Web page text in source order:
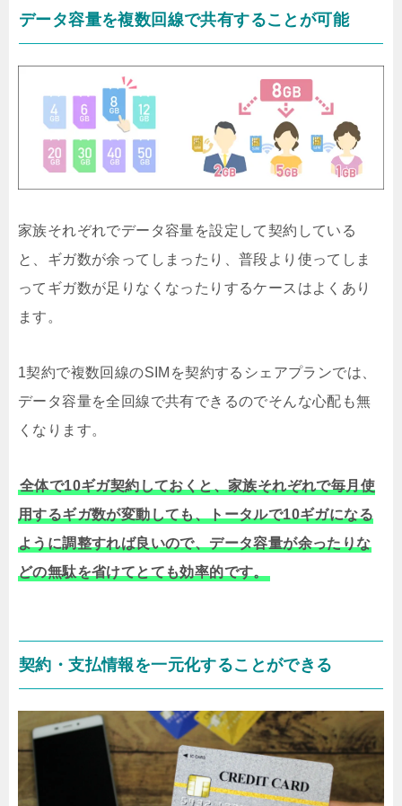
データ容量を複数回線で共有することが可能
家族それぞれでデータ容量を設定して契約している
と、ギガ数が余ってしまったり、普段より使ってしま
ってギガ数が足りなくなったりするケースはよくあり
ます。
1契約で複数回線のSIMを契約するシェアプランでは、
データ容量を全回線で共有できるのでそんな心配も無
くなります。
全体で10ギガ契約しておくと、家族それぞれで毎月使
用するギガ数が変動しても、トータルで10ギガになる
ように調整すれば良いので、データ容量が余ったりな
どの無駄を省けてとても効率的です。
契約・支払情報を一元化することができる